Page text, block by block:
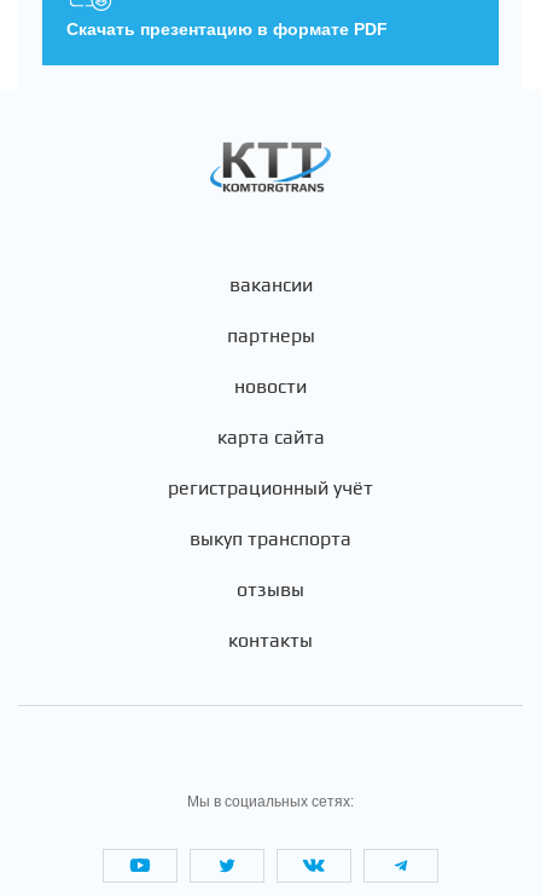
Скачать презентацию в формате PDF
вакансии
партнеры
новости
карта сайта
регистрационный учёт
выкуп транспорта
отзывы
контакты
Мы в социальных сетях: